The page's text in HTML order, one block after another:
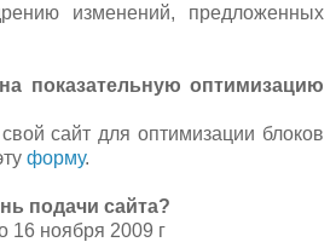
изменений, предложенных
показательную оптимизацию
сайт для оптимизации блоков
форму.
подачи сайта?
16 ноября 2009 г